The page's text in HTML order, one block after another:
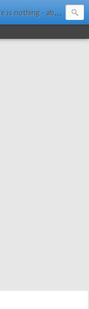
- half so much worth doing as simply messing about in boats." Water Rat, Kenneth Grahame